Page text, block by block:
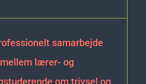
samarbejde
mellem lærer- og
om trivsel og